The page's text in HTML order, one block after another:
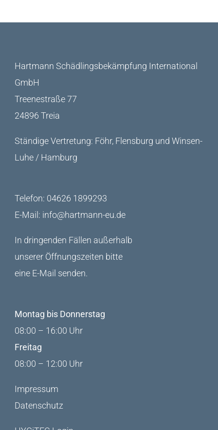
Hartmann Schädlingsbekämpfung International
GmbH
Treenestraße 77
24896 Treia
Ständige Vertretung: Föhr, Flensburg und Winsen-
Luhe / Hamburg
Telefon: 04626 1899293
E-Mail: info@hartmann-eu.de
In dringenden Fällen außerhalb
unserer Öffnungszeiten bitte
eine E-Mail senden.
Montag bis Donnerstag
08:00 – 16:00 Uhr
Freitag
08:00 – 12:00 Uhr
Impressum
Datenschutz